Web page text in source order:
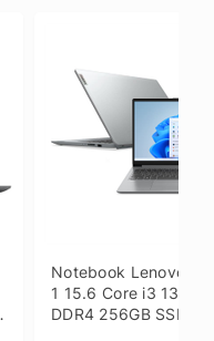
Notebook Lenovo
1 15.6 Core i3 1315U
DDR4 256GB SSD